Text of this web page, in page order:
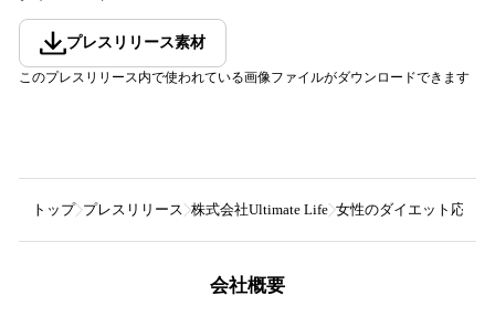
プレスリリース素材
このプレスリリース内で使われている画像ファイルがダウンロードできます
トップ プレスリリース 株式会社Ultimate Life 女性のダイエット応援
会社概要